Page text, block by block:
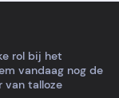
rol bij het
vandaag nog de
van talloze